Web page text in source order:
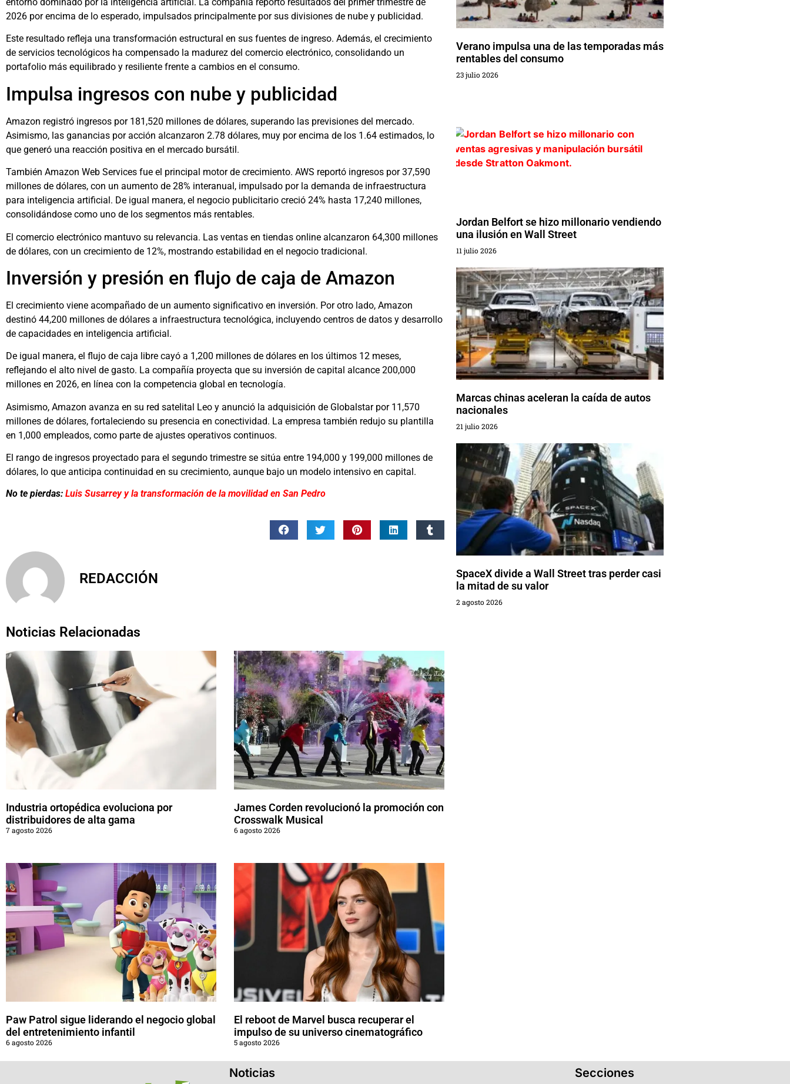
2026 por encima de lo esperado, impulsados principalmente por sus divisiones de nube y publicidad.
Este resultado refleja una transformación estructural en sus fuentes de ingreso. Además, el crecimiento
de servicios tecnológicos ha compensado la madurez del comercio electrónico, consolidando un
portafolio más equilibrado y resiliente frente a cambios en el consumo.
Impulsa ingresos con nube y publicidad
Amazon registró ingresos por 181,520 millones de dólares, superando las previsiones del mercado.
Asimismo, las ganancias por acción alcanzaron 2.78 dólares, muy por encima de los 1.64 estimados, lo
que generó una reacción positiva en el mercado bursátil.
También Amazon Web Services fue el principal motor de crecimiento. AWS reportó ingresos por 37,590
millones de dólares, con un aumento de 28% interanual, impulsado por la demanda de infraestructura
para inteligencia artificial. De igual manera, el negocio publicitario creció 24% hasta 17,240 millones,
consolidándose como uno de los segmentos más rentables.
El comercio electrónico mantuvo su relevancia. Las ventas en tiendas online alcanzaron 64,300 millones
de dólares, con un crecimiento de 12%, mostrando estabilidad en el negocio tradicional.
Inversión y presión en flujo de caja de Amazon
El crecimiento viene acompañado de un aumento significativo en inversión. Por otro lado, Amazon
destinó 44,200 millones de dólares a infraestructura tecnológica, incluyendo centros de datos y desarrollo
de capacidades en inteligencia artificial.
De igual manera, el flujo de caja libre cayó a 1,200 millones de dólares en los últimos 12 meses,
reflejando el alto nivel de gasto. La compañía proyecta que su inversión de capital alcance 200,000
millones en 2026, en línea con la competencia global en tecnología.
Asimismo, Amazon avanza en su red satelital Leo y anunció la adquisición de Globalstar por 11,570
millones de dólares, fortaleciendo su presencia en conectividad. La empresa también redujo su plantilla
en 1,000 empleados, como parte de ajustes operativos continuos.
El rango de ingresos proyectado para el segundo trimestre se sitúa entre 194,000 y 199,000 millones de
dólares, lo que anticipa continuidad en su crecimiento, aunque bajo un modelo intensivo en capital.
No te pierdas: Luis Susarrey y la transformación de la movilidad en San Pedro
REDACCIÓN
Noticias Relacionadas
Industria ortopédica evoluciona por
distribuidores de alta gama
7 agosto 2026
James Corden revolucionó la promoción con
Crosswalk Musical
6 agosto 2026
Paw Patrol sigue liderando el negocio global
del entretenimiento infantil
6 agosto 2026
El reboot de Marvel busca recuperar el
impulso de su universo cinematográfico
5 agosto 2026
Verano impulsa una de las temporadas más
rentables del consumo
23 julio 2026
Jordan Belfort se hizo millonario vendiendo
una ilusión en Wall Street
11 julio 2026
Marcas chinas aceleran la caída de autos
nacionales
21 julio 2026
SpaceX divide a Wall Street tras perder casi
la mitad de su valor
2 agosto 2026
Noticias Secciones